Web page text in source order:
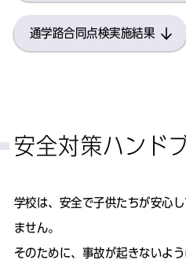
通学路合同点検実施結果
安全対策ハンド
学校は、安全で子供たちが安心
ません。
そのために、事故が起きないよ